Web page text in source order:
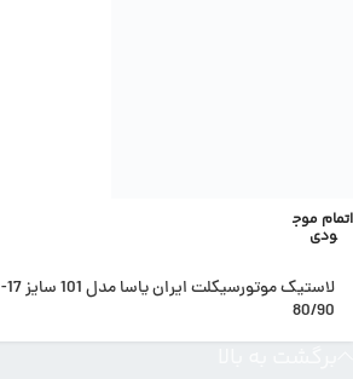
اتمام موج
ودی
لاستیک موتورسیکلت ایران یاسا مدل 101 سایز 17-
80/90